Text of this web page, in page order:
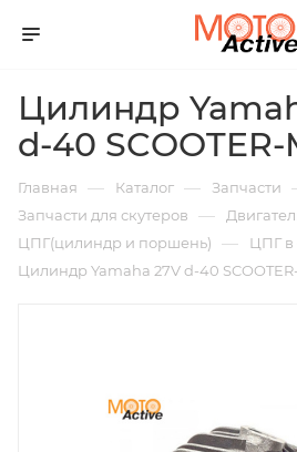
Цилиндр
d-40 SCOOTER-
Главная — Каталог — Запчасти
Запчасти для скутеров —
ЦПГ(цилиндр и поршень) — ЦПГ в
Цилиндр Yamaha 27V d-40